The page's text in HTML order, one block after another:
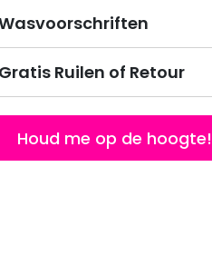
Gratis Ruilen of Retour
Houd me op de hoogte!